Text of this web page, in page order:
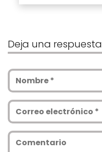
Deja una respuesta